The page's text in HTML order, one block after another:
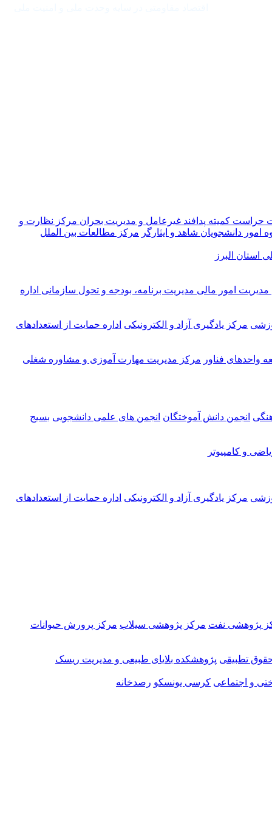
حراست کمیته پدافند غیرعامل و مدیریت بحران مرکز نظارت و
امور دانشجویان شاهد و ایثارگر مرکز مطالعات بین الملل
استان البرز
مدیریت امور مالی مدیریت برنامه، بودجه و تحول سازمانی اداره
مرکز یادگیری آزاد و الکترونیکی اداره حمایت از استعدادهای
واحدهای فناور مرکز مدیریت مهارت آموزی و مشاوره شغلی
انجمن دانش آموختگان انجمن های علمی دانشجویی بسیج
و کامپیوتر
مرکز یادگیری آزاد و الکترونیکی اداره حمایت از استعدادهای
پژوهشی نفت مرکز پژوهشی سیلاب مرکز پرورش حیوانات
تطبیقی پژوهشکده بلایای طبیعی و مدیریت ریسک
و اجتماعی کرسی یونسکو رصدخانه